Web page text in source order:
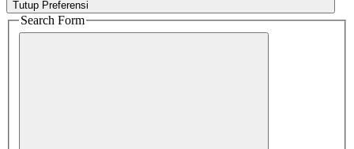
Tutup Preferensi
Search Form